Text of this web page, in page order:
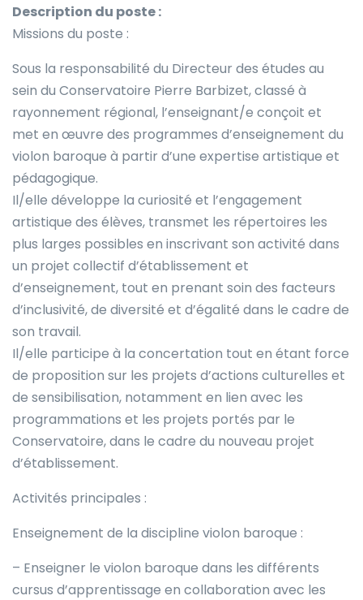
Description du poste :
Missions du poste :
Sous la responsabilité du Directeur des études au
sein du Conservatoire Pierre Barbizet, classé à
rayonnement régional, l’enseignant/e conçoit et
met en œuvre des programmes d’enseignement du
violon baroque à partir d’une expertise artistique et
pédagogique.
Il/elle développe la curiosité et l’engagement
artistique des élèves, transmet les répertoires les
plus larges possibles en inscrivant son activité dans
un projet collectif d’établissement et
d’enseignement, tout en prenant soin des facteurs
d’inclusivité, de diversité et d’égalité dans le cadre de
son travail.
Il/elle participe à la concertation tout en étant force
de proposition sur les projets d’actions culturelles et
de sensibilisation, notamment en lien avec les
programmations et les projets portés par le
Conservatoire, dans le cadre du nouveau projet
d’établissement.
Activités principales :
Enseignement de la discipline violon baroque :
– Enseigner le violon baroque dans les différents
cursus d’apprentissage en collaboration avec les